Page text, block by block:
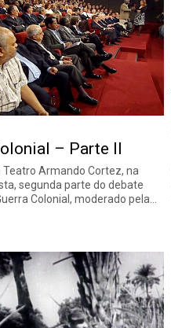
– Parte II
Teatro Armando Cortez, na
segunda parte do debate
Colonial, moderado pela…